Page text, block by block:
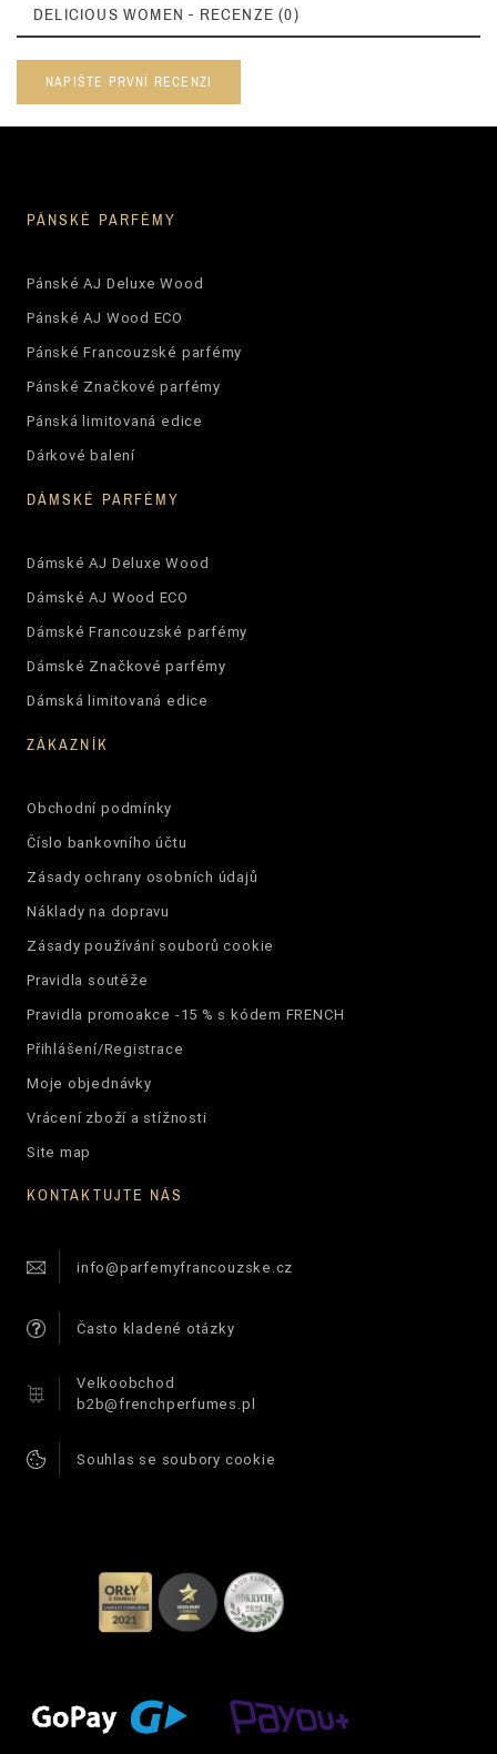
DELICIOUS WOMEN - RECENZE (0)
NAPIŠTE PRVNÍ RECENZI
PÁNSKÉ PARFÉMY
Pánské AJ Deluxe Wood
Pánské AJ Wood ECO
Pánské Francouzské parfémy
Pánské Značkové parfémy
Pánská limitovaná edice
Dárkové balení
DÁMSKÉ PARFÉMY
Dámské AJ Deluxe Wood
Dámské AJ Wood ECO
Dámské Francouzské parfémy
Dámské Značkové parfémy
Dámská limitovaná edice
ZÁKAZNÍK
Obchodní podmínky
Číslo bankovního účtu
Zásady ochrany osobních údajů
Náklady na dopravu
Zásady používání souborů cookie
Pravidla soutěže
Pravidla promoakce -15 % s kódem FRENCH
Přihlášení/Registrace
Moje objednávky
Vrácení zboží a stížnosti
Site map
KONTAKTUJTE NÁS
info@parfemyfrancouzske.cz
Často kladené otázky
Velkoobchod
b2b@frenchperfumes.pl
Souhlas se soubory cookie